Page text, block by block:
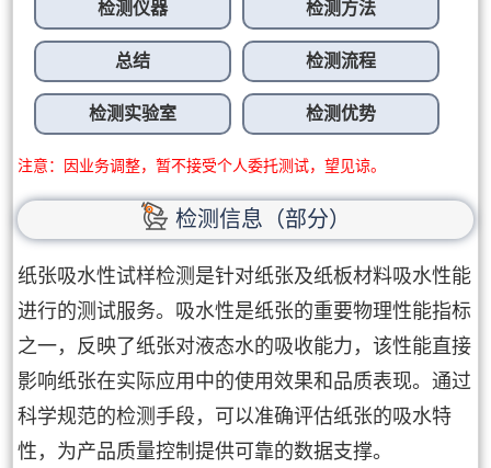
检测仪器 检测方法
总结 检测流程
检测实验室 检测优势
注意：因业务调整，暂不接受个人委托测试，望见谅。
检测信息（部分）
纸张吸水性试样检测是针对纸张及纸板材料吸水性能
进行的测试服务。吸水性是纸张的重要物理性能指标
之一，反映了纸张对液态水的吸收能力，该性能直接
影响纸张在实际应用中的使用效果和品质表现。通过
科学规范的检测手段，可以准确评估纸张的吸水特
性，为产品质量控制提供可靠的数据支撑。